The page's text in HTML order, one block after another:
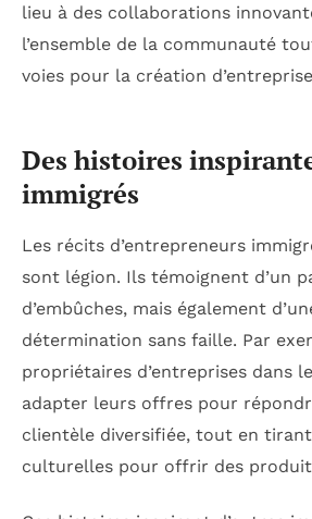
lieu à des collaborations
l’ensemble de la communauté
voies pour la création
Des histoires
immigrés
Les récits d’entrepreneurs
sont légion. Ils témoignent d’un
d’embûches, mais également
détermination sans faille. Par
propriétaires d’entreprises dans
adapter leurs offres pour
clientèle diversifiée, tout en
culturelles pour offrir des